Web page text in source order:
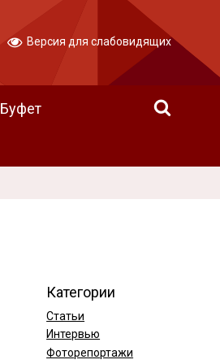
Буфет
Версия для слабовидящих
Категории
Статьи
Интервью
Фоторепортажи